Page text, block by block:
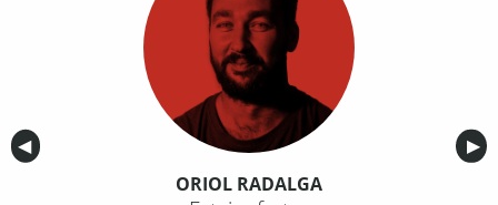
Anterior
◀︎ ▶︎
ORIOL RADALGA